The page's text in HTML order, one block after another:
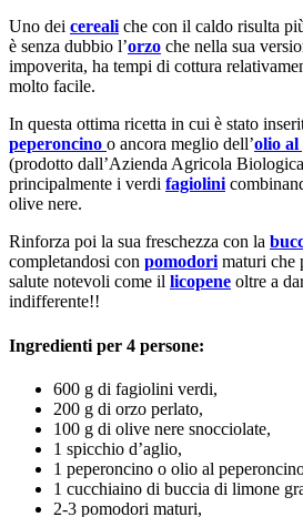
Uno dei cerealiche con il caldo risulta
è senza dubbio l’orzo che nella sua
impoverita, ha tempi di cottura
molto facile.
In questa ottima ricetta in cui è stato
peperoncino o ancora meglio dell’olio al
(prodotto dall’Azienda Agricola
principalmente i verdi fagiolini
olive nere.
Rinforza poi la sua freschezza con la
completandosi con pomodorimaturi che
salute notevoli come il licopene oltre a
indifferente!!
Ingredienti per 4 persone:
600 g di fagiolini verdi,
200 g di orzo perlato,
100 g di olive nere snocciolate,
1 spicchio d’aglio,
1 peperoncino o olio al
1 cucchiaino di buccia di limone
2-3 pomodori maturi,